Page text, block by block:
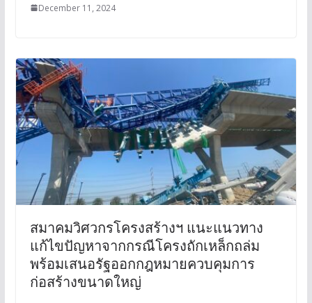
December 11, 2024
สมาคมวิศวกรโครงสร้างฯ แนะแนวทาง
แก้ไขปัญหาจากกรณีโครงถักเหล็กถล่ม
พร้อมเสนอรัฐออกกฎหมายควบคุมการ
ก่อสร้างขนาดใหญ่